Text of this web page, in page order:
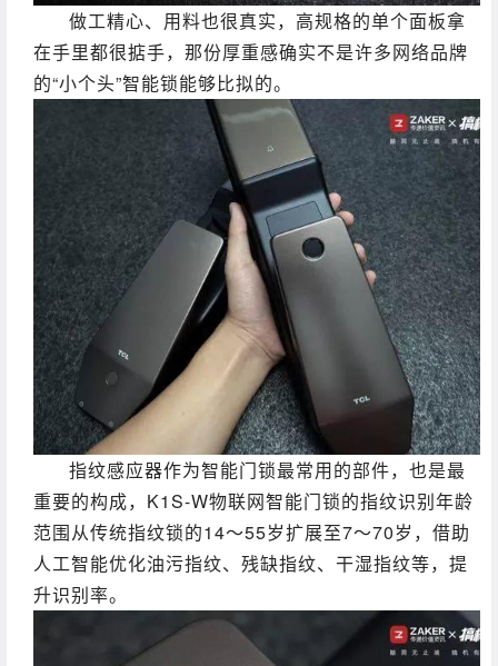
做工精心、用料也很真实，高规格的单个面板拿
在手里都很掂手，那份厚重感确实不是许多网络品牌
的“小个头”智能锁能够比拟的。
指纹感应器作为智能门锁最常用的部件，也是最
重要的构成，K1S-W物联网智能门锁的指纹识别年龄
范围从传统指纹锁的14～55岁扩展至7～70岁，借助
人工智能优化油污指纹、残缺指纹、干湿指纹等，提
升识别率。